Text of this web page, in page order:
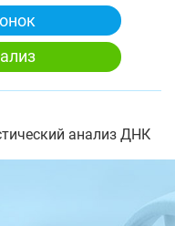
анализ ДНК